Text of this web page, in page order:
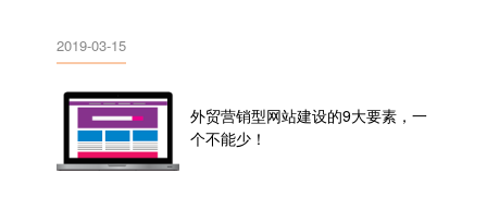
2019-03-15
外贸营销型网站建设的9大要素，一
个不能少！